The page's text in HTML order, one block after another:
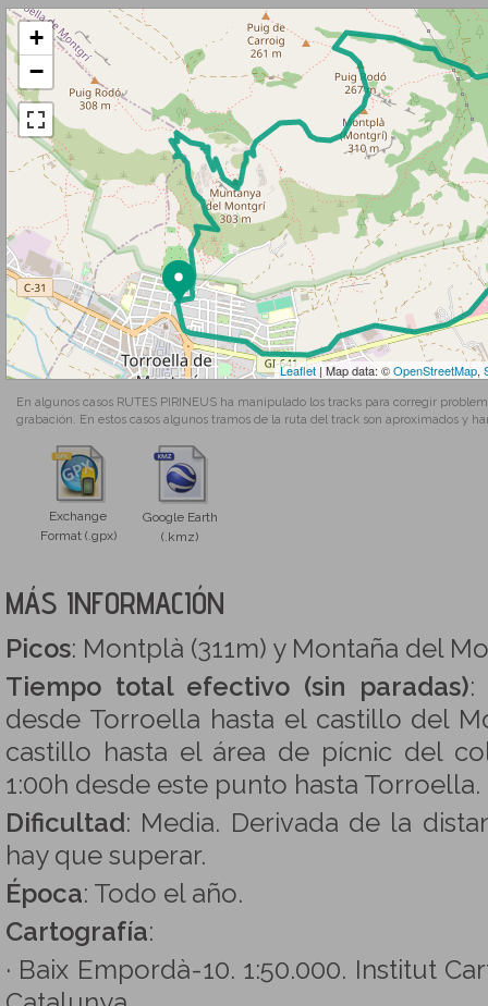
+
−
Leaflet | Map data: ©OpenStreetMap,
En algunos casos RUTES PIRINEUS ha manipulado los tracks para corregir
grabación. En estos casos algunos tramos de la ruta del track son aproximados y
Exchange
Format (.gpx)
Google Earth
(.kmz)
MÁS INFORMACIÓN
Picos: Montplà (311m) y Montaña del
Tiempo total efectivo (sin paradas):
desde Torroella hasta el castillo del
castillo hasta el área de pícnic del
1:00h desde este punto hasta Torroella.
Dificultad: Media. Derivada de la
hay que superar.
Época: Todo el año.
Cartografía:
· Baix Empordà-10. 1:50.000. Institut